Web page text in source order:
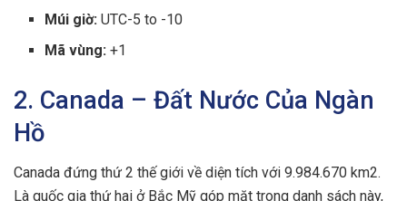
Múi giờ: UTC-5 to -10
Mã vùng: +1
2. Canada – Đất Nước Của Ngàn
Hồ
Canada đứng thứ 2 thế giới về diện tích với 9.984.670 km2.
Là quốc gia thứ hai ở Bắc Mỹ góp mặt trong danh sách này,